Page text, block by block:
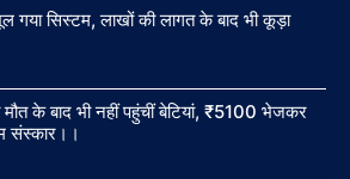
सिस्टम, लाखों की लागत के बाद भी कूड़ा
मौत के बाद भी नहीं पहुंचीं बेटियां, ₹5100 भेजकर
संस्कार।।